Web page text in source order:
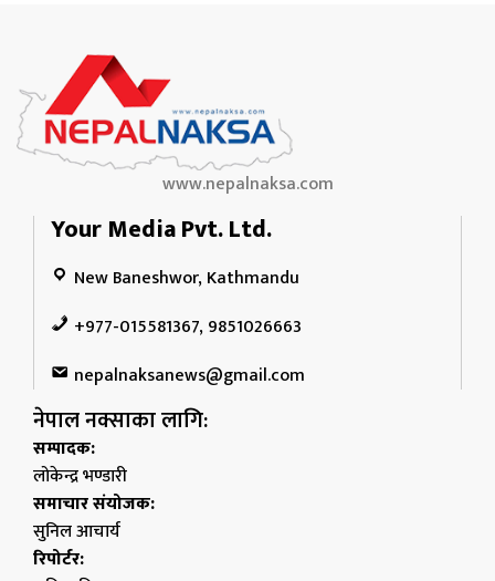
www.nepalnaksa.com
Your Media Pvt. Ltd.
New Baneshwor, Kathmandu
+977-015581367, 9851026663
nepalnaksanews@gmail.com
नेपाल नक्साका लागि:
सम्पादक:
लोकेन्द्र भण्डारी
समाचार संयोजक:
सुनिल आचार्य
रिपोर्टर: